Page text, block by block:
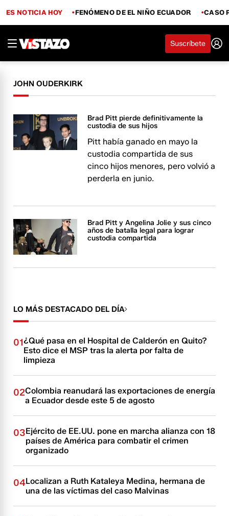
ES NOTICIA HOY FENÓMENO DE EL NIÑO ECUADOR CASO
Suscríbete
JOHN OUDERKIRK
Brad Pitt pierde definitivamente la
custodia de sus hijos
Pitt había ganado en mayo la
custodia compartida de sus
cinco hijos menores, pero volvió a
perderla en junio.
Brad Pitt y Angelina Jolie y sus cinco
años de batalla legal para lograr
custodia compartida
LO MÁS DESTACADO DEL DÍA
01¿Qué pasa en el Hospital de Calderón en Quito?
Esto dice el MSP tras la alerta por falta de
limpieza
02Colombia reanudará las exportaciones de energía
a Ecuador desde este 5 de agosto
03Ejército de EE.UU. pone en marcha alianza con 18
países de América para combatir el crimen
organizado
04Localizan a Ruth Kataleya Medina, hermana de
una de las víctimas del caso Malvinas